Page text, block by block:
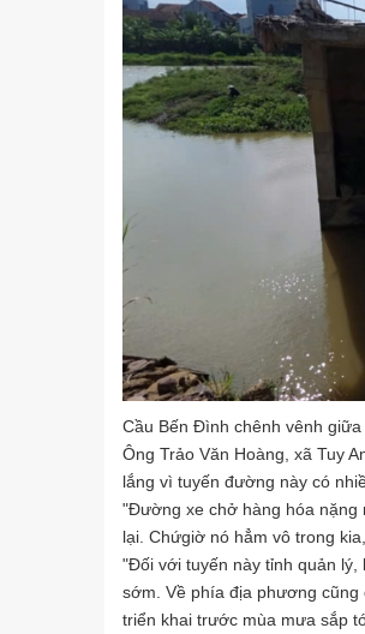
Cầu Bến Đình chênh vênh
Ông Trảo Văn Hoàng, xã Tuy
lắng vì tuyến đường này có
"Đường xe chở hàng hóa nặng
lại. Chứgiờ nó hẳm vô trong
"Đối với tuyến này tỉnh quản
sớm. Về phía địa phương
triển khai trước mùa mưa sắp